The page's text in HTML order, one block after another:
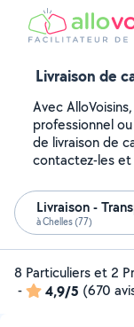
Livraison de
Avec
professionnel
de livraison de
contactez-les
Livraison -
à Chelles (77)
8 Particuliers et 2
-
4,9/5 (670